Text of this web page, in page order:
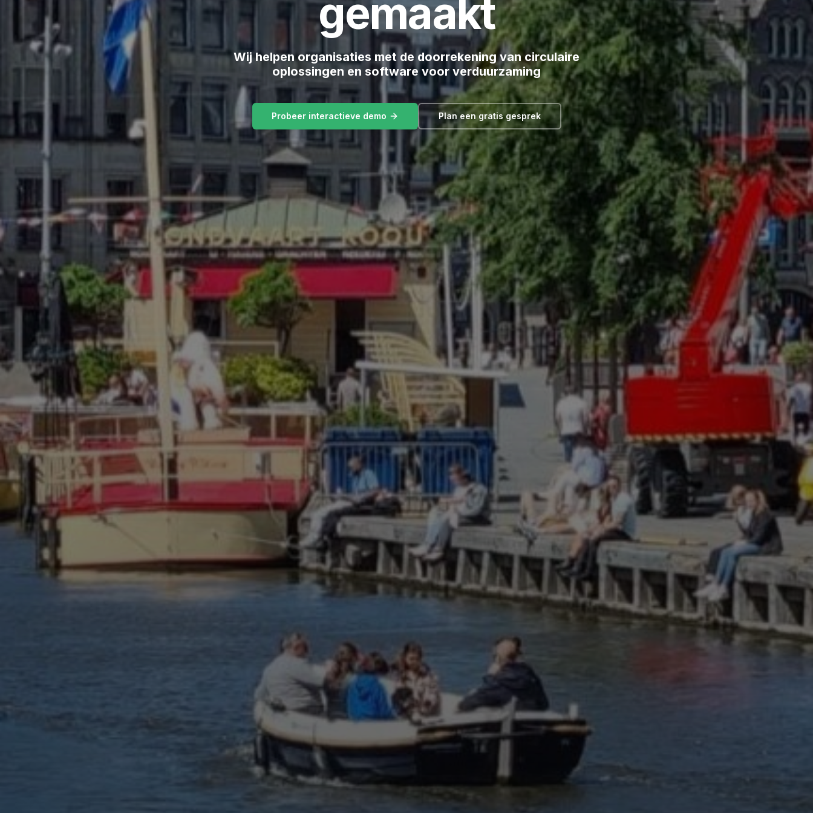
gemaakt
Wij helpen organisaties met de doorrekening van circulaire
oplossingen en software voor verduurzaming
Probeer interactieve demo Plan een gratis gesprek